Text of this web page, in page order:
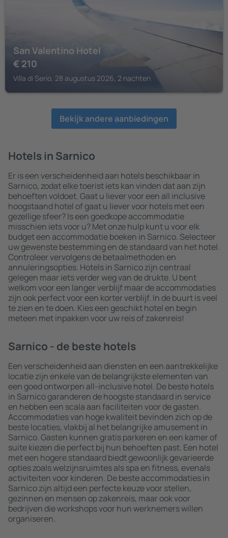
San Valentino Hotel
€ 210
Villa di Serio, 28 augustus 2026, 2 nachten
Bekijk andere aanbiedingen
Hotels in Sarnico
Er is een verscheidenheid aan hotels beschikbaar in
Sarnico, zodat elke toerist iets kan vinden dat aan zijn
behoeften voldoet. Gaat u liever voor een all inclusive
hoogstaand hotel of gaat u liever voor hotels met een
gezellige sfeer? Is een goedkope accommodatie
misschien iets voor u? Met onze hulp kunt u voor elk
budget een accommodatie boeken in Sarnico. Selecteer
uw gewenste bestemming en de standaard van het hotel.
Controleer vervolgens de betaalmethoden en
annuleringsopties. Hotels in Sarnico zijn centraal
gelegen maar iets verder weg van de drukte. U bent
welkom voor een langer verblijf maar de accommodaties
zijn ook perfect voor een korter verblijf. In de buurt is veel
te zien en te doen. Kies een geschikt hotel en begin
meteen met inpakken voor uw reis of zakenreis!
Sarnico - de beste hotels
Een verscheidenheid aan diensten en een aantrekkelijke
locatie zijn enkele van de belangrijkste elementen van
een goed ontworpen all-inclusive hotel. De beste hotels
in Sarnico garanderen de hoogste standaard in service
en hebben een scala aan faciliteiten voor de gasten.
Accommodaties van hoge kwaliteit bevinden zich op de
beste locaties, vlakbij al het belangrijke amusement in
Sarnico. Gasten kunnen gratis parkeren en een kamer of
suite kiezen die perfect bij hun behoeften past. Een hotel
met een hogere standaard biedt gewoonlijk gevarieerde
opties zoals welzijnsruimtes als spa en fitness, evenals
activiteiten voor kinderen. De beste accommodaties in
Sarnico zijn altijd een perfecte keuze voor stellen,
gezinnen en mensen op zakenreis, maar ook voor
bedrijven die workshops voor hun werknemers willen
organiseren.